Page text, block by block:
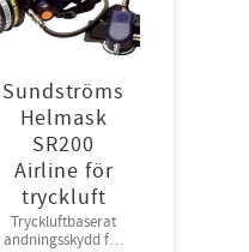
Sundströms
Helmask
SR200
Airline för
tryckluft
Tryckluftbaserat
andningsskydd för